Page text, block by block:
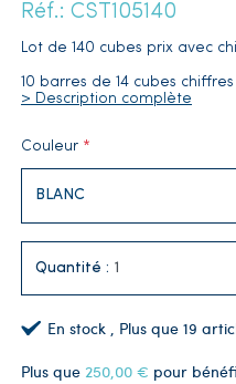
Réf.: CST105140
Lot de 140 cubes prix avec
10 barres de 14 cubes
> Description complète
Couleur
Quantité :
En stock , Plus que 19
Plus que 250,00 € pour